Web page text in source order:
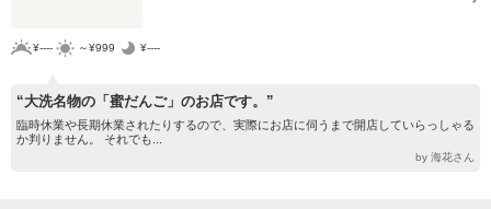
¥---- ～¥999 ¥----
“大洗名物の「蜜だんご」のお店です。”
臨時休業や長期休業されたりするので、実際にお店に伺うまで開店していらっしゃる
か判りません。 それでも...
by 海花さん